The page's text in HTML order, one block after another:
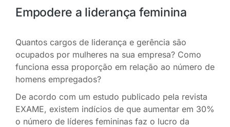
Empodere a liderança feminina
Quantos cargos de liderança e gerência são
ocupados por mulheres na sua empresa? Como
funciona essa proporção em relação ao número de
homens empregados?
De acordo com um estudo publicado pela revista
EXAME, existem indícios de que aumentar em 30%
o número de líderes femininas faz o lucro da